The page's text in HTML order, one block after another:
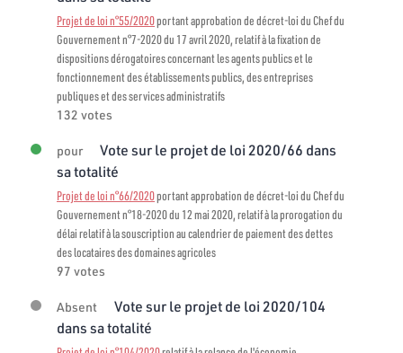
Projet de loi n°55/2020portant approbation de décret-loi du Chef du
Gouvernement n°7-2020 du 17 avril 2020, relatif à la fixation de
dispositions dérogatoires concernant les agents publics et le
fonctionnement des établissements publics, des entreprises
publiques et des services administratifs
132 votes
pour
Vote sur le projet de loi 2020/66 dans
sa totalité
Projet de loi n°66/2020portant approbation de décret-loi du Chef du
Gouvernement n°18-2020 du 12 mai 2020, relatif à la prorogation du
délai relatif à la souscription au calendrier de paiement des dettes
des locataires des domaines agricoles
97 votes
Absent
Vote sur le projet de loi 2020/104
dans sa totalité